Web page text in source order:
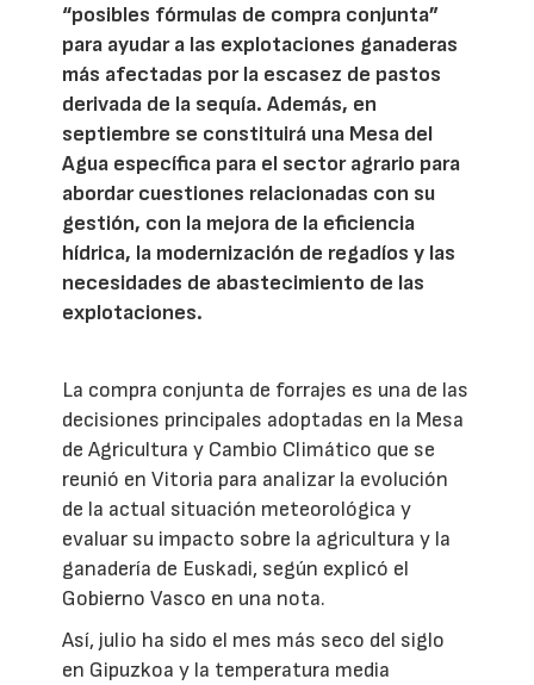
“posibles fórmulas de compra conjunta”
para ayudar a las explotaciones ganaderas
más afectadas por la escasez de pastos
derivada de la sequía. Además, en
septiembre se constituirá una Mesa del
Agua específica para el sector agrario para
abordar cuestiones relacionadas con su
gestión, con la mejora de la eficiencia
hídrica, la modernización de regadíos y las
necesidades de abastecimiento de las
explotaciones.
La compra conjunta de forrajes es una de las
decisiones principales adoptadas en la Mesa
de Agricultura y Cambio Climático que se
reunió en Vitoria para analizar la evolución
de la actual situación meteorológica y
evaluar su impacto sobre la agricultura y la
ganadería de Euskadi, según explicó el
Gobierno Vasco en una nota.
Así, julio ha sido el mes más seco del siglo
en Gipuzkoa y la temperatura media